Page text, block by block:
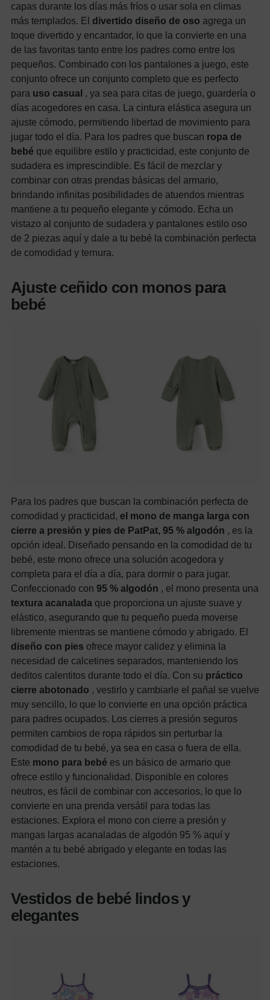
capas durante los días más fríos o usar sola en climas
más templados. El divertido diseño de oso agrega un
toque divertido y encantador, lo que la convierte en una
de las favoritas tanto entre los padres como entre los
pequeños. Combinado con los pantalones a juego, este
conjunto ofrece un conjunto completo que es perfecto
para uso casual , ya sea para citas de juego, guardería o
días acogedores en casa. La cintura elástica asegura un
ajuste cómodo, permitiendo libertad de movimiento para
jugar todo el día. Para los padres que buscan ropa de
bebé que equilibre estilo y practicidad, este conjunto de
sudadera es imprescindible. Es fácil de mezclar y
combinar con otras prendas básicas del armario,
brindando infinitas posibilidades de atuendos mientras
mantiene a tu pequeño elegante y cómodo. Echa un
vistazo al conjunto de sudadera y pantalones estilo oso
de 2 piezas aquí y dale a tu bebé la combinación perfecta
de comodidad y ternura.
Ajuste ceñido con monos para
bebé
Para los padres que buscan la combinación perfecta de
comodidad y practicidad, el mono de manga larga con
cierre a presión y pies de PatPat, 95 % algodón , es la
opción ideal. Diseñado pensando en la comodidad de tu
bebé, este mono ofrece una solución acogedora y
completa para el día a día, para dormir o para jugar.
Confeccionado con 95 % algodón , el mono presenta una
textura acanalada que proporciona un ajuste suave y
elástico, asegurando que tu pequeño pueda moverse
libremente mientras se mantiene cómodo y abrigado. El
diseño con pies ofrece mayor calidez y elimina la
necesidad de calcetines separados, manteniendo los
deditos calentitos durante todo el día. Con su práctico
cierre abotonado , vestirlo y cambiarle el pañal se vuelve
muy sencillo, lo que lo convierte en una opción práctica
para padres ocupados. Los cierres a presión seguros
permiten cambios de ropa rápidos sin perturbar la
comodidad de tu bebé, ya sea en casa o fuera de ella.
Este mono para bebé es un básico de armario que
ofrece estilo y funcionalidad. Disponible en colores
neutros, es fácil de combinar con accesorios, lo que lo
convierte en una prenda versátil para todas las
estaciones. Explora el mono con cierre a presión y
mangas largas acanaladas de algodón 95 % aquí y
mantén a tu bebé abrigado y elegante en todas las
estaciones.
Vestidos de bebé lindos y
elegantes